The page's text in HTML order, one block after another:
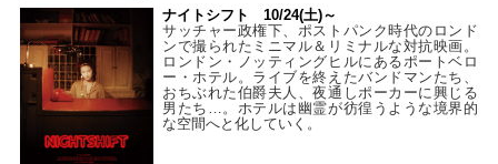
ナイトシフト 10/24(土)～
サッチャー政権下、ポストパンク時代のロンド
ンで撮られたミニマル＆リミナルな対抗映画。
ロンドン・ノッティングヒルにあるポートベロ
ー・ホテル。ライブを終えたバンドマンたち、
おちぶれた伯爵夫人、夜通しポーカーに興じる
男たち…。ホテルは幽霊が彷徨うような境界的
な空間へと化していく。